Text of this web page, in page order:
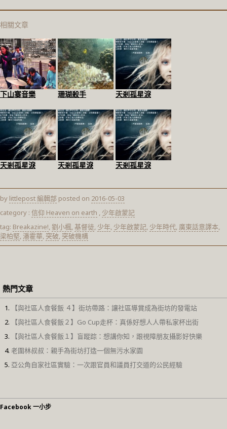
相關文章
下山寨音樂 珊瑚殺手 天剎孤星淚
天剎孤星淚 天剎孤星淚 天剎孤星淚
by littlepost 編輯部 posted on 2016-05-03
category : 信仰 Heaven on earth , 少年啟蒙記
tag: Breakazine!,劉小楓,基督徒, 少年, 少年啟蒙記, 少年時代, 廣東話意譯本,
梁柏堅, 潘霍華,突破,突破機構
熱門文章
【與社區人食餐飯 ４】街坊帶路：讓社區導賞成為街坊的發電站
【與社區人食餐飯２】Go Cup走杯：真係好想人人帶私家杯出街
【與社區人食餐飯１】盲蹤踪：想講你知，跟視障朋友攝影好快樂
老圍林叔叔：親手為街坊打造一個無污水家園
亞公角自家社區實驗：一次跟官員和議員打交道的公民經驗
Facebook 一小步